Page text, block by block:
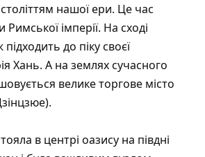
нашої ери. Це час
Римської імперії. На сході
до піку своєї
Хань. А на землях сучасного
велике торгове місто
в центрі оазису на півдні